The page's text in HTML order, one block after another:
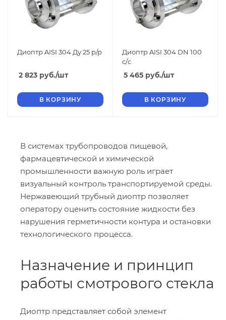
Диоптр AISI 304 Ду 25 р/р
2 823 руб./шт
В КОРЗИНУ
Диоптр AISI 304 DN 100
c/с
5 465 руб./шт
В КОРЗИНУ
В системах трубопроводов пищевой,
фармацевтической и химической
промышленности важную роль играет
визуальный контроль транспортируемой среды.
Нержавеющий трубный диоптр позволяет
оператору оценить состояние жидкости без
нарушения герметичности контура и остановки
технологического процесса.
Назначение и принцип
работы смотрового стекла
Диоптр представляет собой элемент